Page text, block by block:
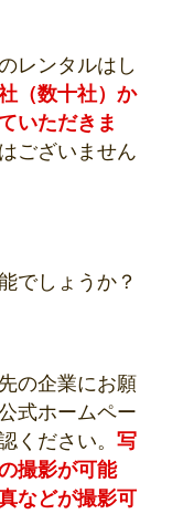
レンタルはし
（数十社）か
いただきま
ございません
でしょうか？
の企業にお願
式ホームペー
ください。 写
撮影が可能
などが撮影可